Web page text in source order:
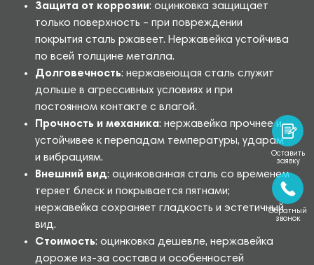
Защита от коррозии: оцинковка защищает
только поверхность – при повреждении
покрытия сталь ржавеет. Нержавейка устойчива
по всей толщине металла.
Долговечность: нержавеющая сталь служит
дольше в агрессивных условиях и при
постоянном контакте с влагой.
Прочность и механика: нержавейка прочнее и
устойчивее к перепадам температуры, ударам
и вибрациям.
Внешний вид: оцинкованная сталь со временем
теряет блеск и покрывается пятнами;
нержавейка сохраняет гладкость и эстетичный
вид.
Стоимость: оцинковка дешевле, нержавейка
дороже из-за состава и особенностей
Оставить
заявку
Обратный
звонок